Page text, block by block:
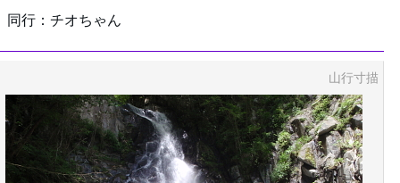
同行：チオちゃん
山行寸描